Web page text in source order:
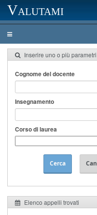
Valutami
Inserire uno o più
Cognome del docente
Insegnamento
Corso di laurea
Cerca
Elenco appelli trovati